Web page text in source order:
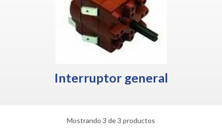
Interruptor general
Mostrando 3 de 3 productos